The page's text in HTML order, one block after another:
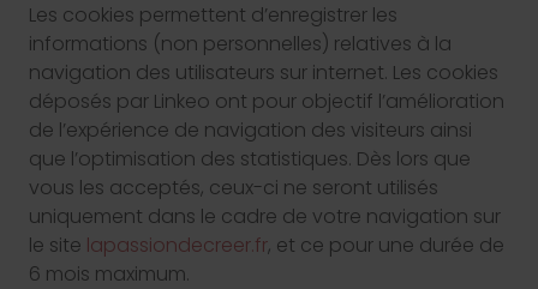
Les cookies permettent d’enregistrer les
informations (non personnelles) relatives à la
navigation des utilisateurs sur internet. Les cookies
déposés par Linkeo ont pour objectif l’amélioration
de l’expérience de navigation des visiteurs ainsi
que l’optimisation des statistiques. Dès lors que
vous les acceptés, ceux-ci ne seront utilisés
uniquement dans le cadre de votre navigation sur
le site lapassiondecreer.fr, et ce pour une durée de
6 mois maximum.